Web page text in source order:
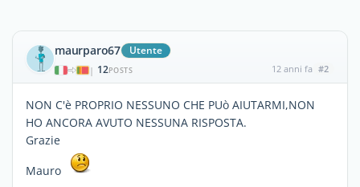
maurparo67 Utente
| 12POSTS 12 anni fa #2
NON C'è PROPRIO NESSUNO CHE PUò AIUTARMI,NON
HO ANCORA AVUTO NESSUNA RISPOSTA.
Grazie
Mauro